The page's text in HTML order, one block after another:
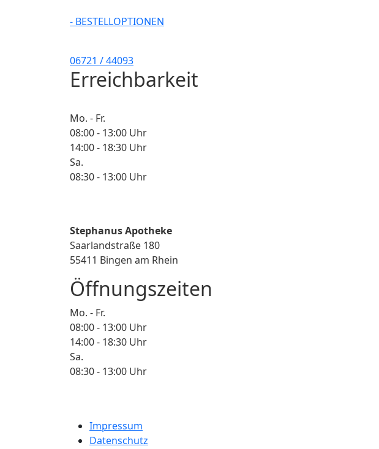
- BESTELLOPTIONEN
06721 / 44093
Erreichbarkeit
Mo. - Fr.
08:00 - 13:00 Uhr
14:00 - 18:30 Uhr
Sa.
08:30 - 13:00 Uhr
Stephanus Apotheke
Saarlandstraße 180
55411 Bingen am Rhein
Öffnungszeiten
Mo. - Fr.
08:00 - 13:00 Uhr
14:00 - 18:30 Uhr
Sa.
08:30 - 13:00 Uhr
Impressum
Datenschutz